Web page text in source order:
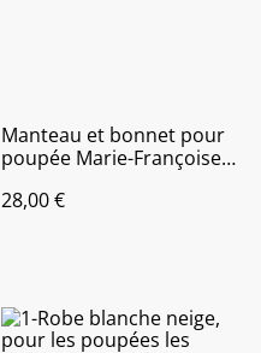
Manteau et bonnet pour
poupée Marie-Françoise
28,00 €